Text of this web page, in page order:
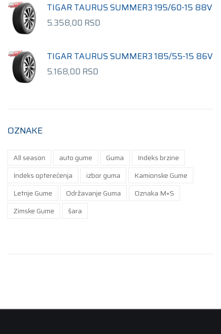
TIGAR TAURUS SUMMER3 195/60-15 88V
5.358,00 RSD
TIGAR TAURUS SUMMER3 185/55-15 86V
5.168,00 RSD
OZNAKE
All season auto gume Guma
Indeks brzine
Indeks opterećenja
izbor guma
Kamionske Gume
Letnje Gume
Održavanje Guma
Oznaka M+S
Zimske Gume
šara